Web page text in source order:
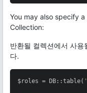
You may also specify
Collection:
반환될 컬렉션에서 사
다.
$roles = DB::table(